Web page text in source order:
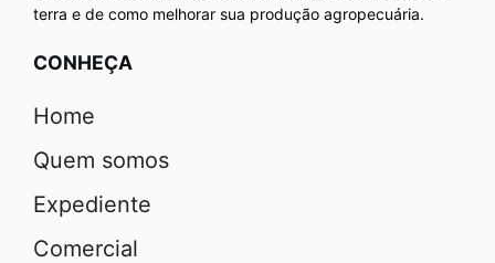
terra e de como melhorar sua produção agropecuária.
CONHEÇA
Home
Quem somos
Expediente
Comercial